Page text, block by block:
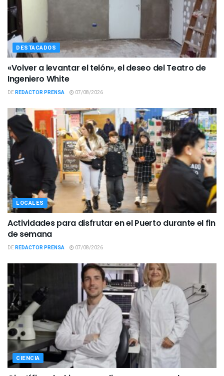
DESTACADOS
«Volver a levantar el telón», el deseo del Teatro de
Ingeniero White
DEREDACTOR PRENSA 07/08/2026
LOCALES
Actividades para disfrutar en el Puerto durante el fin
de semana
DEREDACTOR PRENSA 07/08/2026
CIENCIA